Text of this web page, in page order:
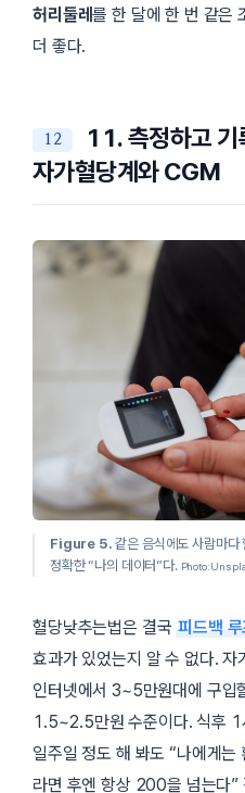
허리둘레를 한 달에 한 번 같은
더 좋다.
11. 측정하고
자가혈당계와 CGM
Figure 5. 같은 음식에도 사람마다
정확한 “나의 데이터”다. Photo:
혈당낮추는법은 결국 피드백 루
효과가 있었는지 알 수 없다. 자
인터넷에서 3~5만원대에 구입
1.5~2.5만원 수준이다. 식후
일주일 정도 해 봐도 “나에게는
라면 후엔 항상 200을 넘는다”